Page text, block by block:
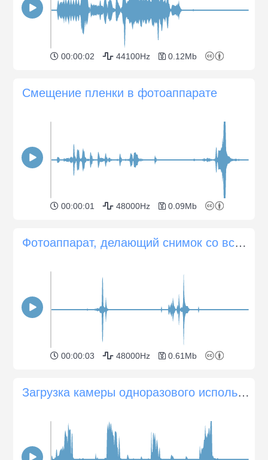
00:00:02 44100Hz 0.12Mb
Смещение пленки в фотоаппарате
00:00:01 48000Hz 0.09Mb
Фотоаппарат, делающий снимок со вспышкой
00:00:03 48000Hz 0.61Mb
Загрузка камеры одноразового использования